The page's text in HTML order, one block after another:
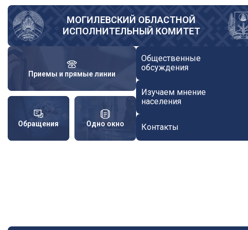
Перейти
основному
содержанию
МОГИЛЕВСКИЙ ОБЛАСТНОЙ
ИСПОЛНИТЕЛЬНЫЙ КОМИТЕТ
Приемы и прямые линии
Обращения Одно окно
Общественные
обсуждения
Изучаем мнение
населения
Контакты